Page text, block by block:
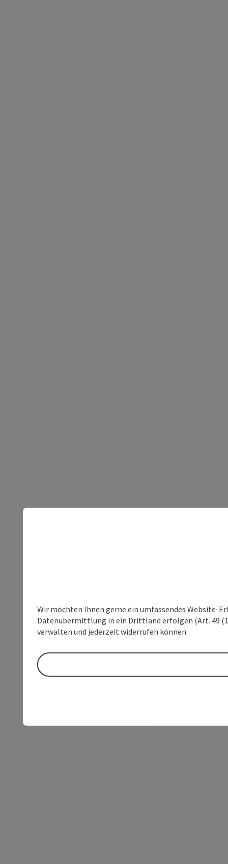
Wir möchten Ihnen gerne ein umfassendes Website-
Datenübermittlung in ein Drittland erfolgen (Art. 49
verwalten und jederzeit widerrufen können.